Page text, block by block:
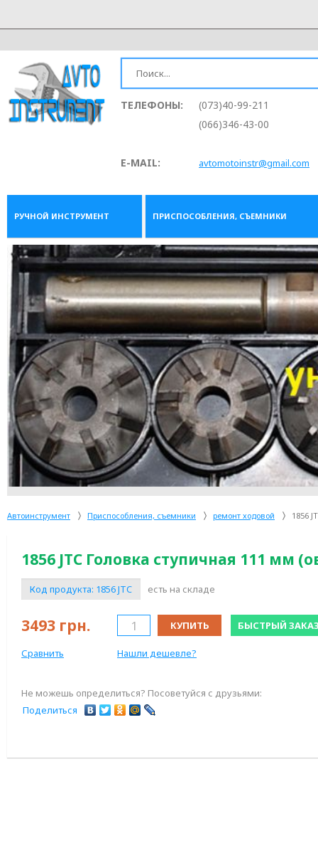
ТЕЛЕФОНЫ:
(073)40-99-211
(066)346-43-00
E-MAIL: avtomotoinstr@gmail.com
РУЧНОЙ ИНСТРУМЕНТ ПРИСПОСОБЛЕНИЯ, СЪЕМНИКИ
Автоинструмент Приспособления, съемники ремонт ходовой 1856
1856 JTC Головка ступичная 111 мм
Код продукта: 1856 JTC есть на складе
3493 грн. КУПИТЬ БЫСТРЫЙ
Сравнить Нашли дешевле?
Не можешь определиться? Посоветуйся с друзьями:
Поделиться